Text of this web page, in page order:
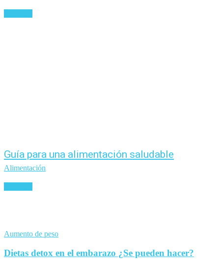
Guía para una alimentación saludable
Alimentación
Aumento de peso
Dietas detox en el embarazo ¿Se pueden hacer?